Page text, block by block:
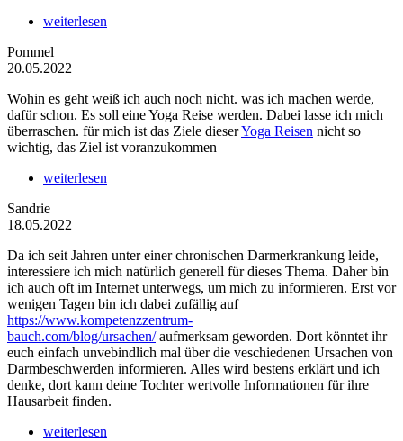
weiterlesen
Pommel
20.05.2022
Wohin es geht weiß ich auch noch nicht. was ich machen werde,
dafür schon. Es soll eine Yoga Reise werden. Dabei lasse ich mich
überraschen. für mich ist das Ziele dieserYoga Reisen nicht so
wichtig, das Ziel ist voranzukommen
weiterlesen
Sandrie
18.05.2022
Da ich seit Jahren unter einer chronischen Darmerkrankung leide,
interessiere ich mich natürlich generell für dieses Thema. Daher bin
ich auch oft im Internet unterwegs, um mich zu informieren. Erst vor
wenigen Tagen bin ich dabei zufällig auf
https://www.kompetenzzentrum-
bauch.com/blog/ursachen/aufmerksam geworden. Dort könntet ihr
euch einfach unvebindlich mal über die veschiedenen Ursachen von
Darmbeschwerden informieren. Alles wird bestens erklärt und ich
denke, dort kann deine Tochter wertvolle Informationen für ihre
Hausarbeit finden.
weiterlesen